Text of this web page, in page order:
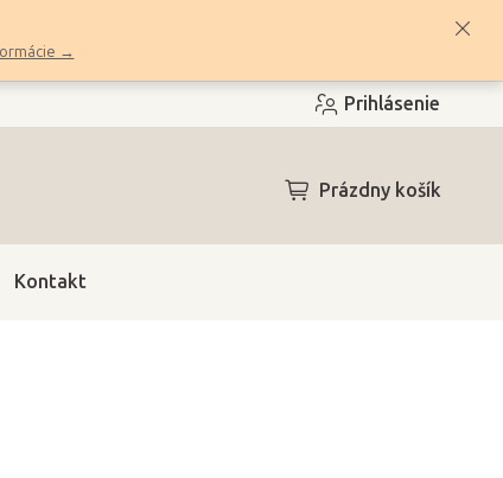
→
Prihlásenie
NÁKUPNÝ
Prázdny košík
Kontakt